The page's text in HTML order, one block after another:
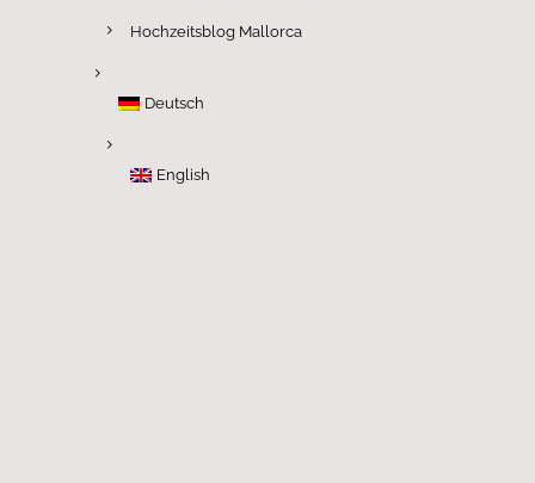
Hochzeitsblog Mallorca
Deutsch
English